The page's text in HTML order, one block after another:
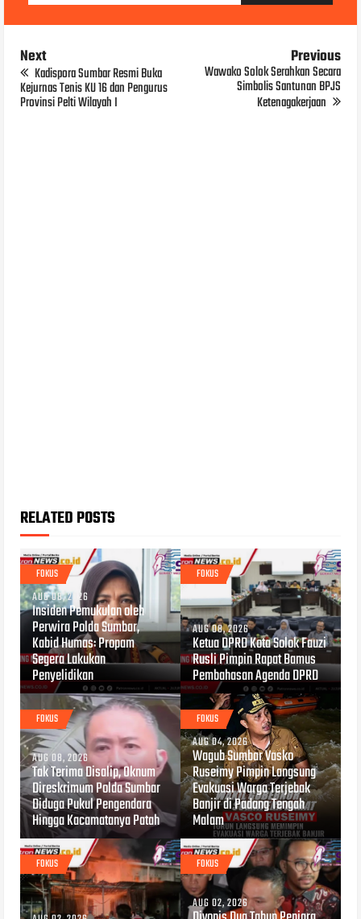
Next
Kadispora Sumbar Resmi Buka
Kejurnas Tenis KU 16 dan Pengurus
Provinsi Pelti Wilayah I
Previous
Wawako Solok Serahkan Secara
Simbolis Santunan BPJS
Ketenagakerjaan
RELATED POSTS
FOKUS
AUG 08, 2026
Insiden Pemukulan oleh
Perwira Polda Sumbar,
Kabid Humas: Propam
Segera Lakukan
Penyelidikan
FOKUS
AUG 08, 2026
Ketua DPRD Kota Solok Fauzi
Rusli Pimpin Rapat Bamus
Pembahasan Agenda DPRD
FOKUS
AUG 08, 2026
Tak Terima Disalip, Oknum
Direskrimum Polda Sumbar
Diduga Pukul Pengendara
Hingga Kacamatanya Patah
FOKUS
AUG 04, 2026
Wagub Sumbar Vasko
Ruseimy Pimpin Langsung
Evakuasi Warga Terjebak
Banjir di Padang Tengah
Malam
FOKUS FOKUS
AUG 02, 2026